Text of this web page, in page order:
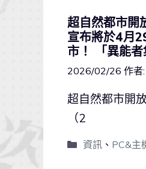
超自然都市開
宣布將於4月
市！ 「異能
2026/02/26 作者:
超自然都市開
（2
資訊、 PC&主